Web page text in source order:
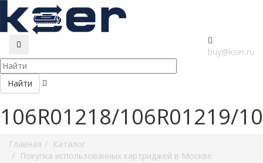
buy@kser.ru
Найти
106R01218/106R01219/
Главная
Каталог
Покупка использованных картриджей в Москве